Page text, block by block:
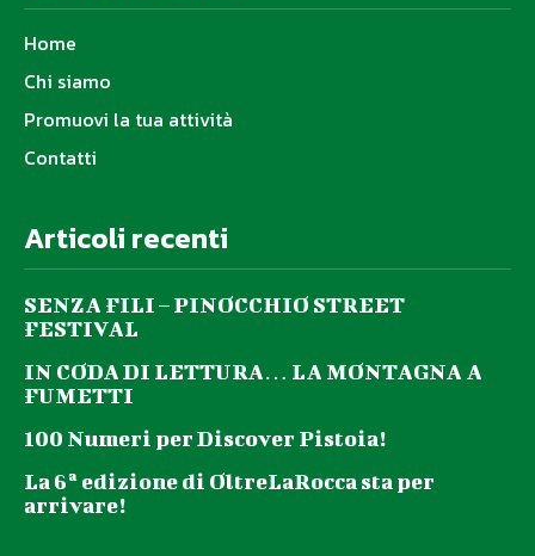
Home
Chi siamo
Promuovi la tua attività
Contatti
Articoli recenti
SENZA FILI – PINOCCHIO STREET
FESTIVAL
IN CODA DI LETTURA… LA MONTAGNA A
FUMETTI
100 Numeri per Discover Pistoia!
La 6ª edizione di OltreLaRocca sta per
arrivare!